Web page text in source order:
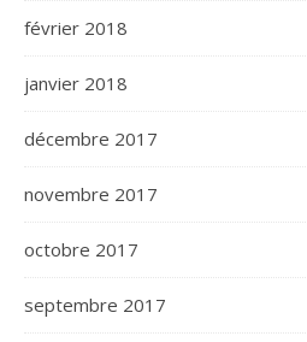
février 2018
janvier 2018
décembre 2017
novembre 2017
octobre 2017
septembre 2017